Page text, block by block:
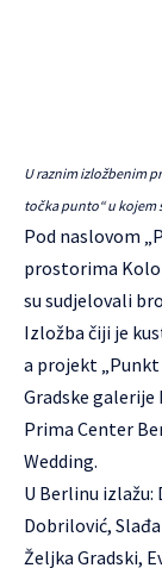
U raznim izložbenim
točka punto“ u
Pod naslovom
prostorima
su sudjelovali
Izložba čiji je
a projekt
Gradske
Prima Center
Wedding.
U Berlinu izlažu:
Dobrilović,
Željka Gradski,